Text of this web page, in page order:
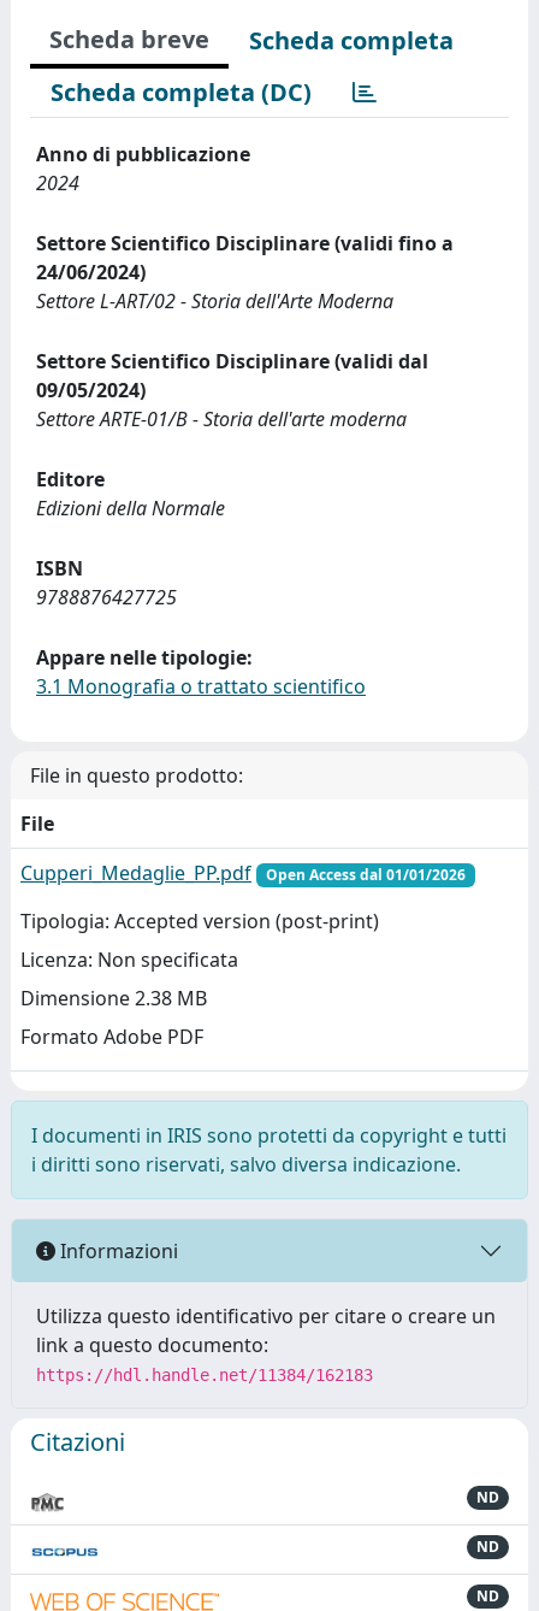
Scheda breve
Scheda completa
Scheda completa (DC)
Anno di pubblicazione
2024
Settore Scientifico Disciplinare (validi fino a
24/06/2024)
Settore L-ART/02 - Storia dell'Arte Moderna
Settore Scientifico Disciplinare (validi dal
09/05/2024)
Settore ARTE-01/B - Storia dell'arte moderna
Editore
Edizioni della Normale
ISBN
9788876427725
Appare nelle tipologie:
3.1 Monografia o trattato scientifico
File in questo prodotto:
File
Cupperi_Medaglie_PP.pdf
Open Access dal 01/01/2026
Tipologia: Accepted version (post-print)
Licenza: Non specificata
Dimensione 2.38 MB
Formato Adobe PDF
I documenti in IRIS sono protetti da copyright e tutti
i diritti sono riservati, salvo diversa indicazione.
Informazioni
Utilizza questo identificativo per citare o creare un
link a questo documento:
https://hdl.handle.net/11384/162183
Citazioni
ND
ND
ND